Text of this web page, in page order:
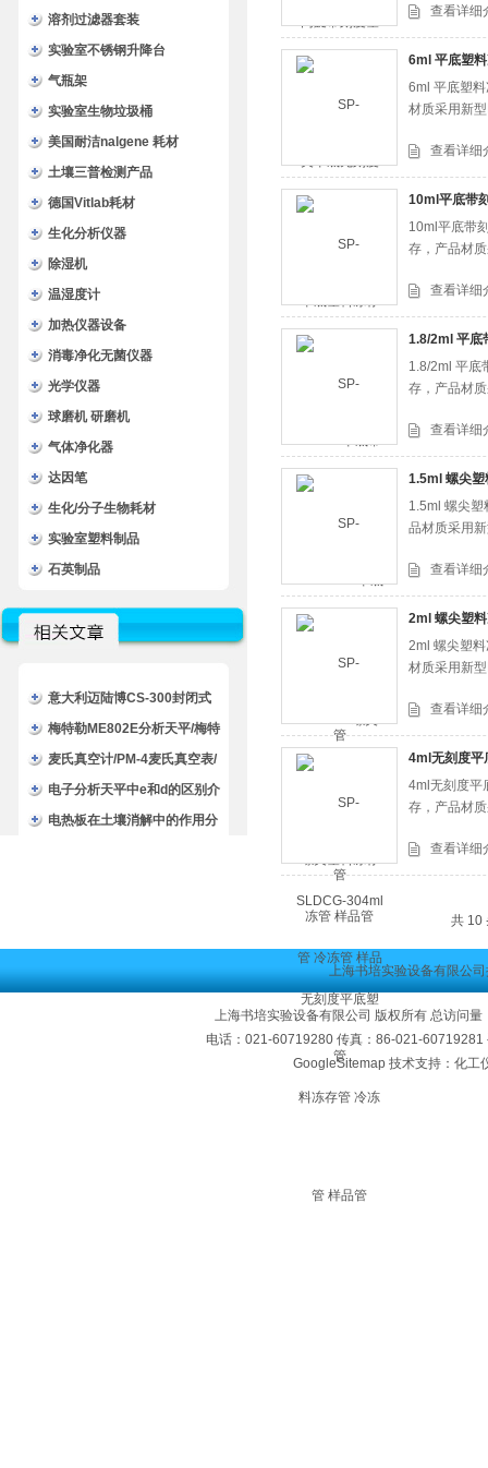
溶剂过滤器套装
实验室不锈钢升降台
气瓶架
实验室生物垃圾桶
美国耐洁nalgene 耗材
土壤三普检测产品
德国Vitlab耗材
生化分析仪器
除湿机
温湿度计
加热仪器设备
消毒净化无菌仪器
光学仪器
球磨机 研磨机
气体净化器
达因笔
生化/分子生物耗材
实验室塑料制品
石英制品
意大利迈陆博CS-300封闭式
卷管器/卷管器/封闭式卷盘
梅特勒ME802E分析天平/梅特
勒电子分析天平技术文章
麦氏真空计/PM-4麦氏真空表/
麦克劳真空计技术文章
电子分析天平中e和d的区别介
绍
电热板在土壤消解中的作用分
查看详细
6ml 平底塑
6ml 平底塑
材质采用新
查看详细
10ml平底带
10ml平底带
存，产品材
查看详细
1.8/2ml 平底
1.8/2ml 平底
存，产品材
查看详细
1.5ml 螺尖塑
1.5ml 螺尖
品材质采用
查看详细
2ml 螺尖塑
2ml 螺尖塑
材质采用新
查看详细
4ml无刻度平
4ml无刻度平
存，产品材
查看详细
共 10
上海书培实验设备有限公司
上海书培实验设备有限公司 版权所有 总访问量
电话：021-60719280 传真：86-021-
GoogleSitemap技术支持：化工